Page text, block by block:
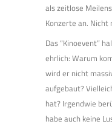
als zeitlose
Konzerte an. Nicht
Das “Kinoevent”
ehrlich: Warum
wird er nicht
aufgebaut?
hat? Irgendwie
habe auch keine